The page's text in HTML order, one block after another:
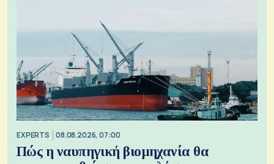
EXPERTS 08.08.2026, 07:00
Πώς η ναυπηγική βιομηχανία θα